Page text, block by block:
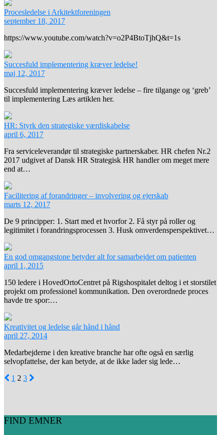
Procesledelse i Arkitektforeningen
september 18, 2017
https://www.youtube.com/watch?v=o2P4BtoTjhQ&t=1s
Succesfuld implementering kræver ledelse!
maj 12, 2017
Succesfuld implementering kræver ledelse – fire tilgange og ‘greb’
til implementering Læs artiklen her.
HR: Styrk den strategiske værdiskabelse
april 6, 2017
Fra serviceleverandør til strategiske partnerskaber. HR chefen Nr.2
2017 udgivet af Dansk HR Strategisk HR handler om meget mere
end at…
Facilitering af forandringer – involvering og ejerskab
marts 12, 2017
De 9 principper: 1. Start med et hvorfor 2. Få styr på roller og
legitimitet i forandringsprocessen 3. Husk omverdensperspektivet…
En god omgangstone betyder alt for samarbejdet om patienten
april 1, 2015
150 ledere i HovedOrtoCentret på Rigshospitalet deltog i et storstilet
projekt om professionel kommunikation. Den overordnede proces
havde tre spor:…
Kreativitet og ledelse går hånd i hånd
april 27, 2014
Medarbejderne i den kreative branche har ofte også en særlig
selvopfattelse, der kan betyde, at de ikke lader sig lede…
1 2 3
FIND EMNER